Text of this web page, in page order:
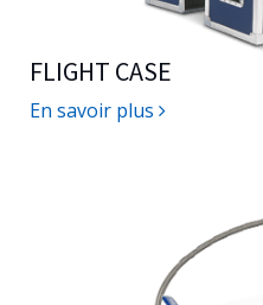
FLIGHT CASE
En savoir plus